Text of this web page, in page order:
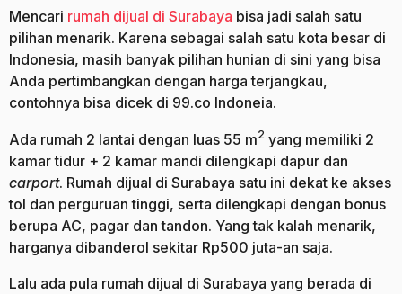
Mencari rumah dijual di Surabaya bisa jadi salah satu
pilihan menarik. Karena sebagai salah satu kota besar di
Indonesia, masih banyak pilihan hunian di sini yang bisa
Anda pertimbangkan dengan harga terjangkau,
contohnya bisa dicek di 99.co Indoneia.
Ada rumah 2 lantai dengan luas 55 m2 yang memiliki 2
kamar tidur + 2 kamar mandi dilengkapi dapur dan
carport. Rumah dijual di Surabaya satu ini dekat ke akses
tol dan perguruan tinggi, serta dilengkapi dengan bonus
berupa AC, pagar dan tandon. Yang tak kalah menarik,
harganya dibanderol sekitar Rp500 juta-an saja.
Lalu ada pula rumah dijual di Surabaya yang berada di